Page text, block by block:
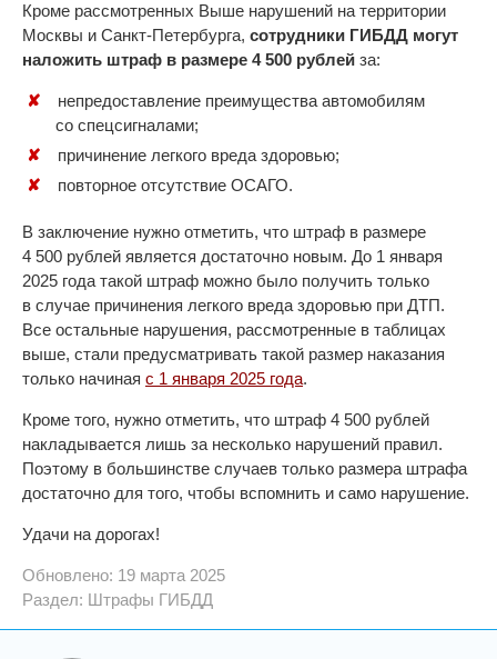
Кроме рассмотренных Выше нарушений на территории
Москвы и Санкт-Петербурга, сотрудники ГИБДД могут
наложить штраф в размере 4 500 рублей за:
непредоставление преимущества автомобилям
со спецсигналами;
причинение легкого вреда здоровью;
повторное отсутствие ОСАГО.
В заключение нужно отметить, что штраф в размере
4 500 рублей является достаточно новым. До 1 января
2025 года такой штраф можно было получить только
в случае причинения легкого вреда здоровью при ДТП.
Все остальные нарушения, рассмотренные в таблицах
выше, стали предусматривать такой размер наказания
только начиная с 1 января 2025 года.
Кроме того, нужно отметить, что штраф 4 500 рублей
накладывается лишь за несколько нарушений правил.
Поэтому в большинстве случаев только размера штрафа
достаточно для того, чтобы вспомнить и само нарушение.
Удачи на дорогах!
Обновлено: 19 марта 2025
Раздел: Штрафы ГИБДД